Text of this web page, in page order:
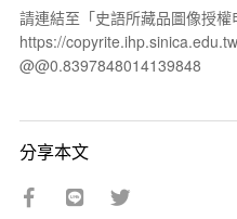
請連結至「史語所藏品圖像授權
https://
@@0.8397848014139848
分享本文